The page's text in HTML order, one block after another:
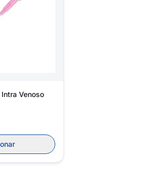
Venoso